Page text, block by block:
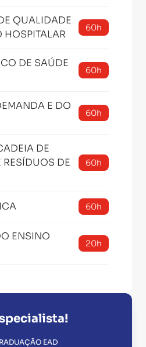
QUALIDADE
HOSPITALAR
60h
DE SAÚDE
60h
E DO
60h
DE
RESÍDUOS DE
60h
60h
ENSINO
20h
EAD